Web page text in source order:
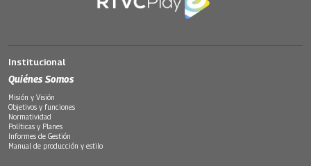
Institucional
Quiénes Somos
Misión y Visión
Objetivos y funciones
Normatividad
Políticas y Planes
Informes de Gestión
Manual de producción y estilo